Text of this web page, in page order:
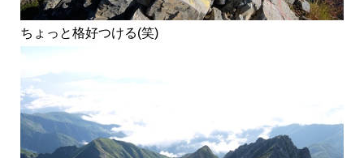
ちょっと格好つける(笑)